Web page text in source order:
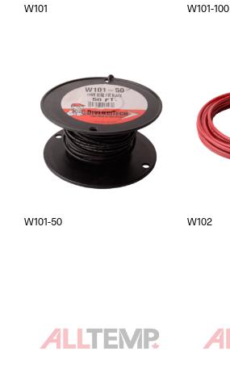
W101 W101-100
W101-50 W102